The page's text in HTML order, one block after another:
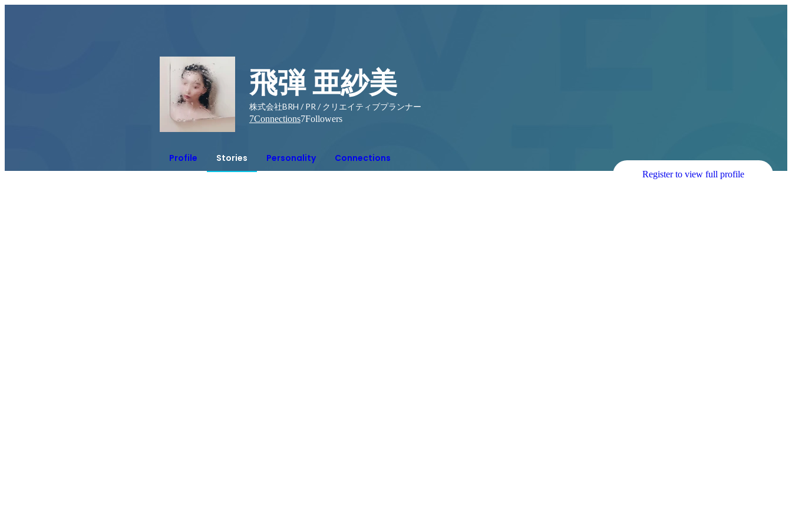
飛弾 亜紗美
株式会社BRH / PR / クリエイティブプランナー
7Connections7Followers
Profile Stories Personality Connections
Register to view full profile